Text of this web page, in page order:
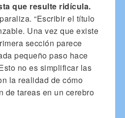
que resulte ridícula.
“Escribir el título
Una vez que existe
sección parece
pequeño paso hace
no es simplificar las
la realidad de cómo
de tareas en un cerebro